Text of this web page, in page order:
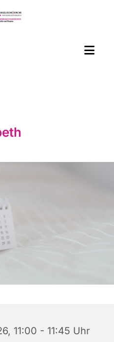
11:00 - 11:45 Uhr